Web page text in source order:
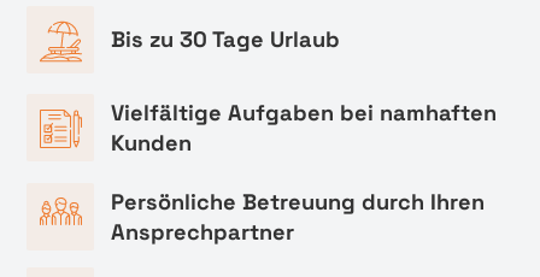
Bis zu 30 Tage Urlaub
Vielfältige Aufgaben bei namhaften
Kunden
Persönliche Betreuung durch Ihren
Ansprechpartner